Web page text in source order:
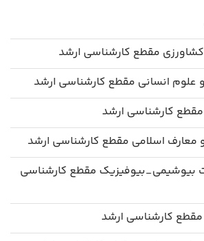
مقطع کارشناسی ارشد
علوم انسانی مقطع کارشناسی ارشد
کارشناسی ارشد
معارف اسلامی مقطع کارشناسی ارشد
بیوشیمی_بیوفیزیک مقطع کارشناسی
مقطع کارشناسی ارشد